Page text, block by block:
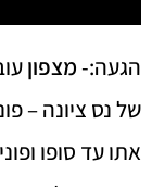
הגעה:-מצפון
של נס ציונה –
אתו עד סופו